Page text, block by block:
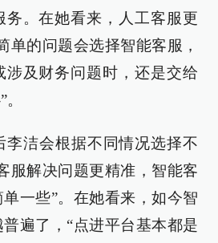
务。在她看来，人工客服更
单的问题会选择智能客服，
涉及财务问题时，还是交给
李洁会根据不同情况选择不
服解决问题更精准，智能客
一些”。在她看来，如今智
遍了，“点进平台基本都是